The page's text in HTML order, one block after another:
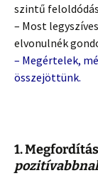
szintű
– Most
elvonulnék
– Megértelek,
összejöttünk.
1.